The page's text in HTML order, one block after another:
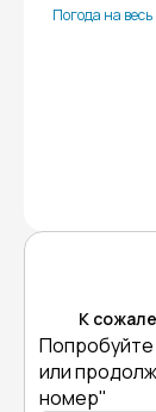
Погода на весь
К
Попробуйте
или
номер"